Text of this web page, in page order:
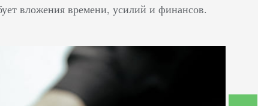
вложения времени, усилий и финансов.